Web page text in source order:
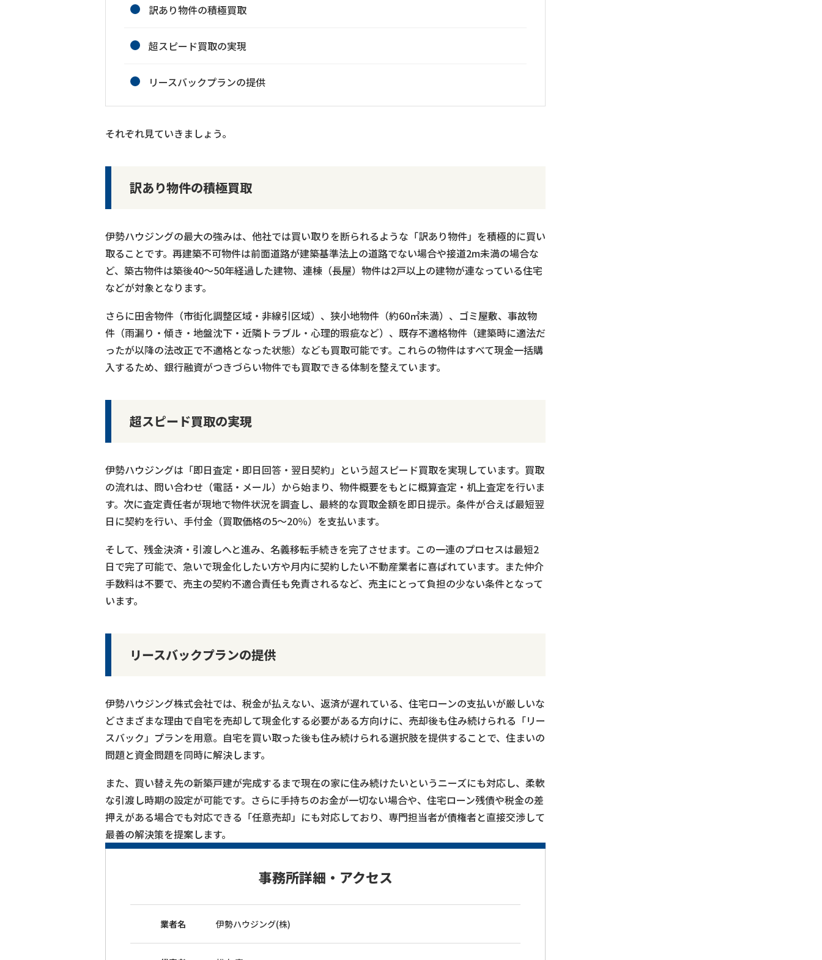
訳あり物件の積極買取
超スピード買取の実現
リースバックプランの提供
それぞれ見ていきましょう。
訳あり物件の積極買取
伊勢ハウジングの最大の強みは、他社では買い取りを断られるような「訳あり物件」を積極的に買い
取ることです。再建築不可物件は前面道路が建築基準法上の道路でない場合や接道2m未満の場合な
ど、築古物件は築後40～50年経過した建物、連棟（長屋）物件は2戸以上の建物が連なっている住宅
などが対象となります。
さらに田舎物件（市街化調整区域・非線引区域）、狭小地物件（約60㎡未満）、ゴミ屋敷、事故物
件（雨漏り・傾き・地盤沈下・近隣トラブル・心理的瑕疵など）、既存不適格物件（建築時に適法だ
ったが以降の法改正で不適格となった状態）なども買取可能です。これらの物件はすべて現金一括購
入するため、銀行融資がつきづらい物件でも買取できる体制を整えています。
超スピード買取の実現
伊勢ハウジングは「即日査定・即日回答・翌日契約」という超スピード買取を実現しています。買取
の流れは、問い合わせ（電話・メール）から始まり、物件概要をもとに概算査定・机上査定を行いま
す。次に査定責任者が現地で物件状況を調査し、最終的な買取金額を即日提示。条件が合えば最短翌
日に契約を行い、手付金（買取価格の5～20％）を支払います。
そして、残金決済・引渡しへと進み、名義移転手続きを完了させます。この一連のプロセスは最短2
日で完了可能で、急いで現金化したい方や月内に契約したい不動産業者に喜ばれています。また仲介
手数料は不要で、売主の契約不適合責任も免責されるなど、売主にとって負担の少ない条件となって
います。
リースバックプランの提供
伊勢ハウジング株式会社では、税金が払えない、返済が遅れている、住宅ローンの支払いが厳しいな
どさまざまな理由で自宅を売却して現金化する必要がある方向けに、売却後も住み続けられる「リー
スバック」プランを用意。自宅を買い取った後も住み続けられる選択肢を提供することで、住まいの
問題と資金問題を同時に解決します。
また、買い替え先の新築戸建が完成するまで現在の家に住み続けたいというニーズにも対応し、柔軟
な引渡し時期の設定が可能です。さらに手持ちのお金が一切ない場合や、住宅ローン残債や税金の差
押えがある場合でも対応できる「任意売却」にも対応しており、専門担当者が債権者と直接交渉して
最善の解決策を提案します。
事務所詳細・アクセス
業者名 伊勢ハウジング(株)